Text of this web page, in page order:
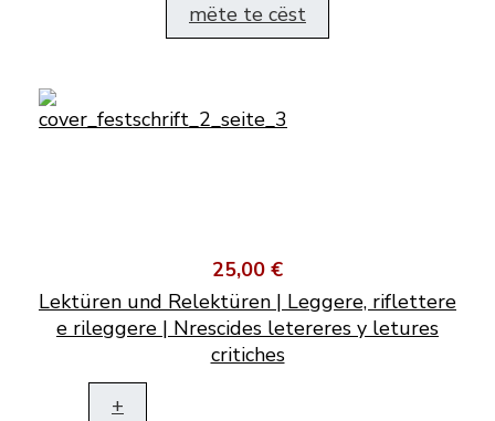
mëte te cëst
25,00 €
Lektüren und Relektüren | Leggere, riflettere
e rileggere | Nrescides letereres y letures
critiches
+